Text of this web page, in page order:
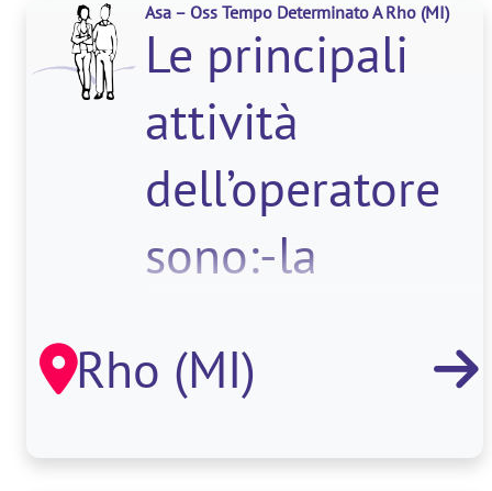
Asa – Oss Tempo Determinato A Rho (MI)
Le principali
attività
dell’operatore
sono:-la
assistenza agli
os
Rho (MI)